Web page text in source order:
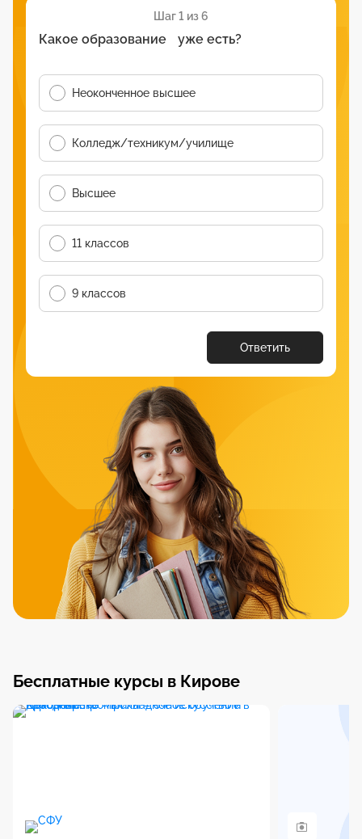
Шаг 1 из 6
Какое образование уже есть?
Неоконченное высшее
Колледж/техникум/училище
Высшее
11 классов
9 классов
Ответить
Бесплатные курсы в Кирове